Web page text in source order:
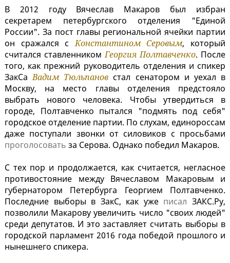
В 2012 году Вячеслав Макаров был избран
секретарем петербургского отделения "Единой
России". За пост главы региональной ячейки партии
он сражался сКонстантином Серовым, который
считался ставленникомГеоргия Полтавченко. После
того, как прежний руководитель отделения и спикер
ЗакСаВадим Тюльпанов стал сенатором и уехал в
Москву, на место главы отделения предстояло
выбрать нового человека. Чтобы утвердиться в
городе, Полтавченко пытался "подмять под себя"
городское отделение партии. По слухам, единороссам
даже поступали звонки от силовиков с просьбами
проголосовать за Серова. Однако победил Макаров.
С тех пор и продолжается, как считается, негласное
противостояние между Вячеславом Макаровым и
губернатором Петербурга Георгием Полтавченко.
Последние выборы в ЗакС, как уже писал ЗАКС.Ру,
позволили Макарову увеличить число "своих людей"
среди депутатов. И это заставляет считать выборы в
городской парламент 2016 года победой прошлого и
нынешнего спикера.